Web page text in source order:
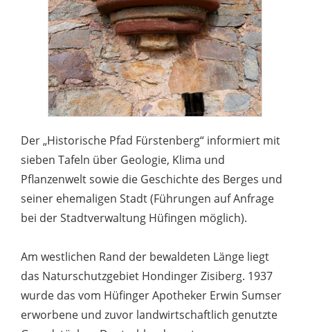
Der „Historische Pfad Fürstenberg“ informiert mit
sieben Tafeln über Geologie, Klima und
Pflanzenwelt sowie die Geschichte des Berges und
seiner ehemaligen Stadt (Führungen auf Anfrage
bei der Stadtverwaltung Hüfingen möglich).
Am westlichen Rand der bewaldeten Länge liegt
das Naturschutzgebiet Hondinger Zisiberg. 1937
wurde das vom Hüfinger Apotheker Erwin Sumser
erworbene und zuvor landwirtschaftlich genutzte